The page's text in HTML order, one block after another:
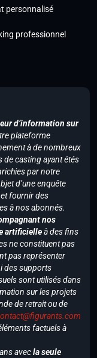
personnalisé
professionnel
d’information sur
plateforme
à de nombreux
de casting ayant étés
par notre
d’une enquête
fournir des
à nos abonnés.
nos
artificielleà des fins
ne constituent pas
pas représenter
des supports
sont utilisés dans
sur les projets
de retrait ou de
factuels à
avecla seule